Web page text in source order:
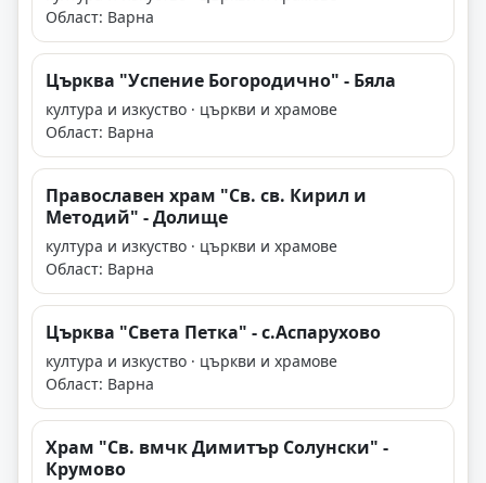
Област: Варна
Църква "Успение Богородично" - Бяла
култура и изкуство · църкви и храмове
Област: Варна
Православен храм "Св. св. Кирил и
Методий" - Долище
култура и изкуство · църкви и храмове
Област: Варна
Църква "Света Петка" - с.Аспарухово
култура и изкуство · църкви и храмове
Област: Варна
Храм "Св. вмчк Димитър Солунски" -
Крумово